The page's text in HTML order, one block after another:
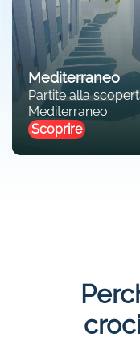
Mediterraneo
Partite alla
Mediterraneo.
Scoprire